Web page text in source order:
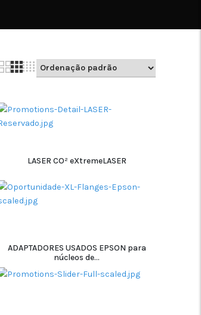
ADICIONAR
LASER CO² eXtremeLASER
ADICIONAR
ADAPTADORES USADOS EPSON para
núcleos de...